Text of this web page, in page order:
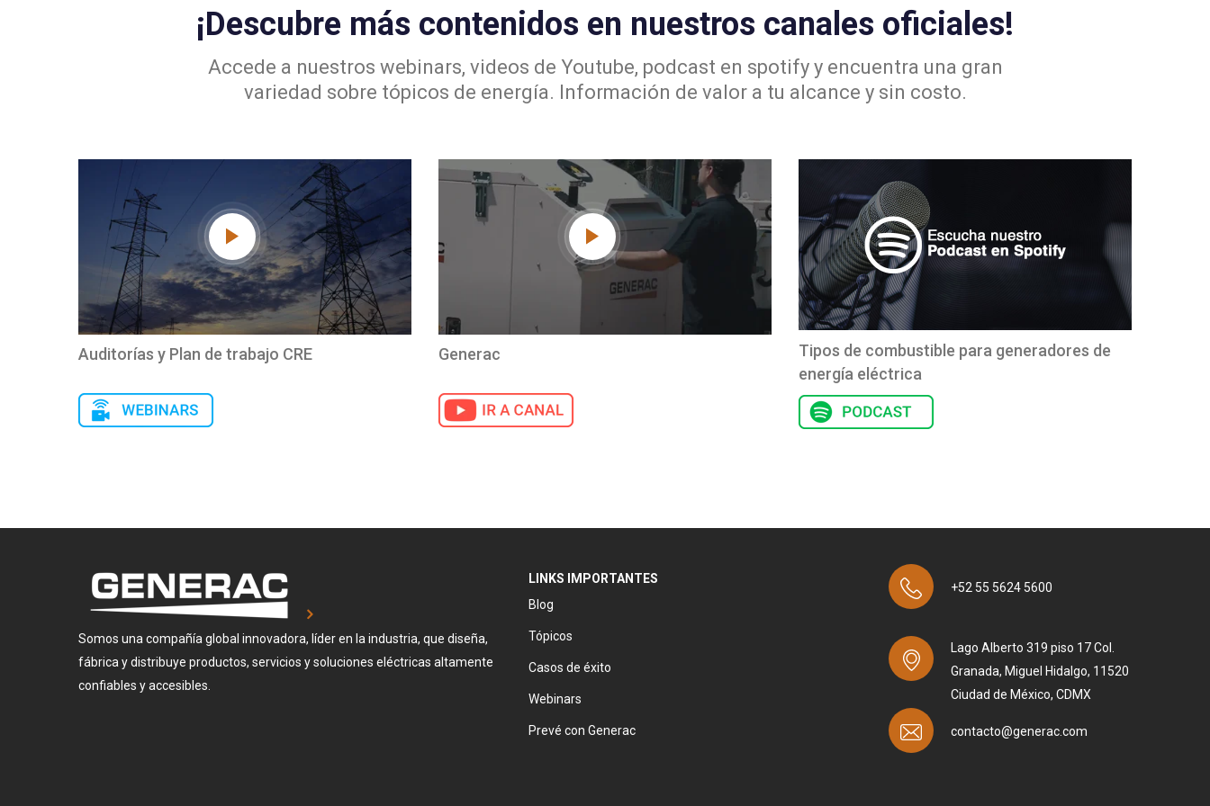
¡Descubre más contenidos en nuestros canales oficiales!
Accede a nuestros webinars, videos de Youtube, podcast en spotify y encuentra una gran
variedad sobre tópicos de energía. Información de valor a tu alcance y sin costo.
Auditorías y Plan de trabajo CRE Generac
Tipos de combustible para generadores de
energía eléctrica
Somos una compañía global innovadora, líder en la industria, que diseña,
fábrica y distribuye productos, servicios y soluciones eléctricas altamente
confiables y accesibles.
LINKS IMPORTANTES
Blog
Tópicos
Casos de éxito
Webinars
Prevé con Generac
+52 55 5624 5600
Lago Alberto 319 piso 17 Col.
Granada, Miguel Hidalgo, 11520
Ciudad de México, CDMX
contacto@generac.com